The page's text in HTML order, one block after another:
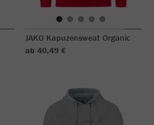
JAKO Kapuzensweat Organic
ab 40,49 €